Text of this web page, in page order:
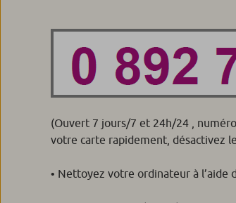
(Ouvert 7 jours/7 et 24h/24 ,
votre carte rapidement, désactivez
• Nettoyez votre ordinateur à l’aide